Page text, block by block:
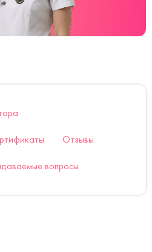
Отзывы
вопросы